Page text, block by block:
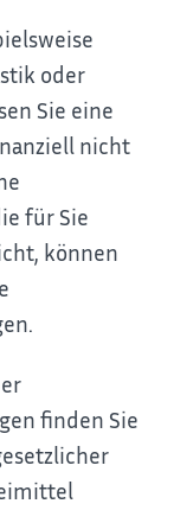
oder
Sie eine
nicht
für Sie
können
finden Sie